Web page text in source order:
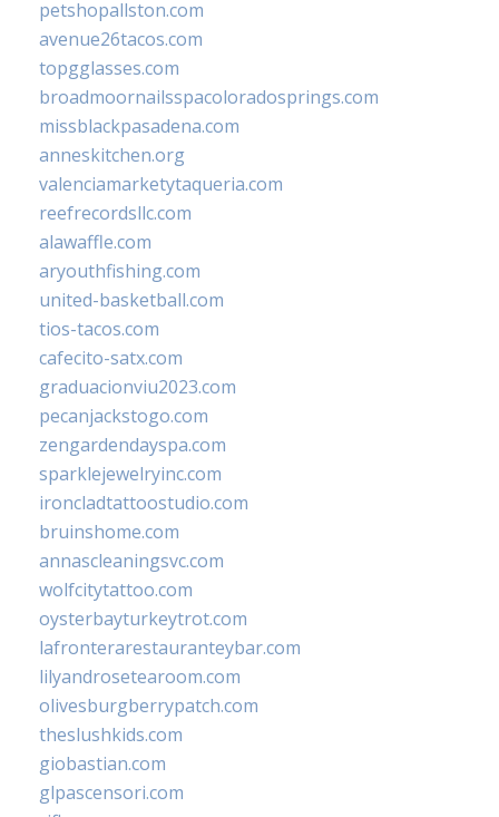
petshopallston.com
avenue26tacos.com
topgglasses.com
broadmoornailsspacoloradosprings.com
missblackpasadena.com
anneskitchen.org
valenciamarketytaqueria.com
reefrecordsllc.com
alawaffle.com
aryouthfishing.com
united-basketball.com
tios-tacos.com
cafecito-satx.com
graduacionviu2023.com
pecanjackstogo.com
zengardendayspa.com
sparklejewelryinc.com
ironcladtattoostudio.com
bruinshome.com
annascleaningsvc.com
wolfcitytattoo.com
oysterbayturkeytrot.com
lafronterarestauranteybar.com
lilyandrosetearoom.com
olivesburgberrypatch.com
theslushkids.com
giobastian.com
glpascensori.com